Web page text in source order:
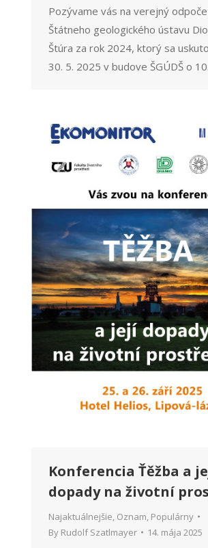
Pozývame vás na verejný
Štátneho geologického ústavu
Štúra za rok 2024, ktorý sa
30. 5. 2025 v budove ŠGÚDŠ o
Konferencia Ťěžba a
dopady na životní
Najaktuálnejšie, Oznam, Populárny
By Rudolf Szatlmayer 14. mája 2025